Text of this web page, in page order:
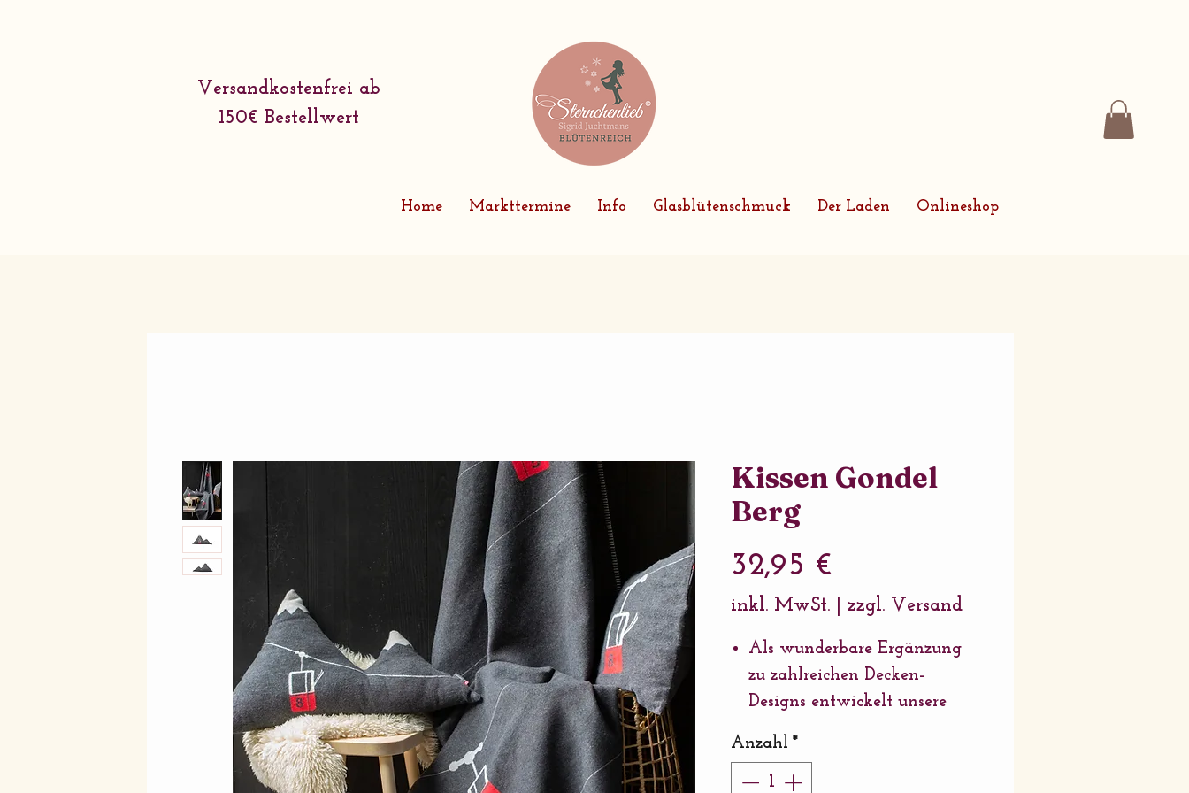
Home Markttermine Info Glasblütenschmuck Der Laden Onlineshop
Versandkostenfrei ab
150€ Bestellwert
Kissen Gondel
Berg
32,95 €
inkl. MwSt. zzgl. Versand
Als wunderbare Ergänzung
zu zahlreichen Decken-
Designs entwickelt unsere
Größen und Materialien –
Anzahl *